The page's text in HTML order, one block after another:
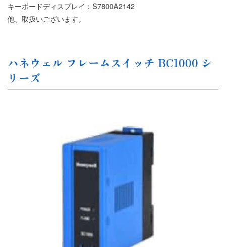
キーボードディスプレイ：S7800A2142
他、取扱いございます。
ハネウェル フレームスイッチ BC1000 シ
リーズ